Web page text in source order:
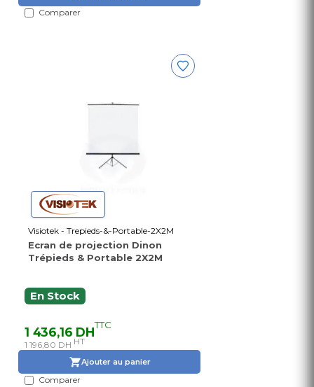
Comparer
Visiotek - Trepieds-&-Portable-2X2M
Ecran de projection Dinon
Trépieds & Portable 2X2M
En Stock
1 436,16 DHTTC
1 196,80 DH HT
Ajouter au panier
Comparer